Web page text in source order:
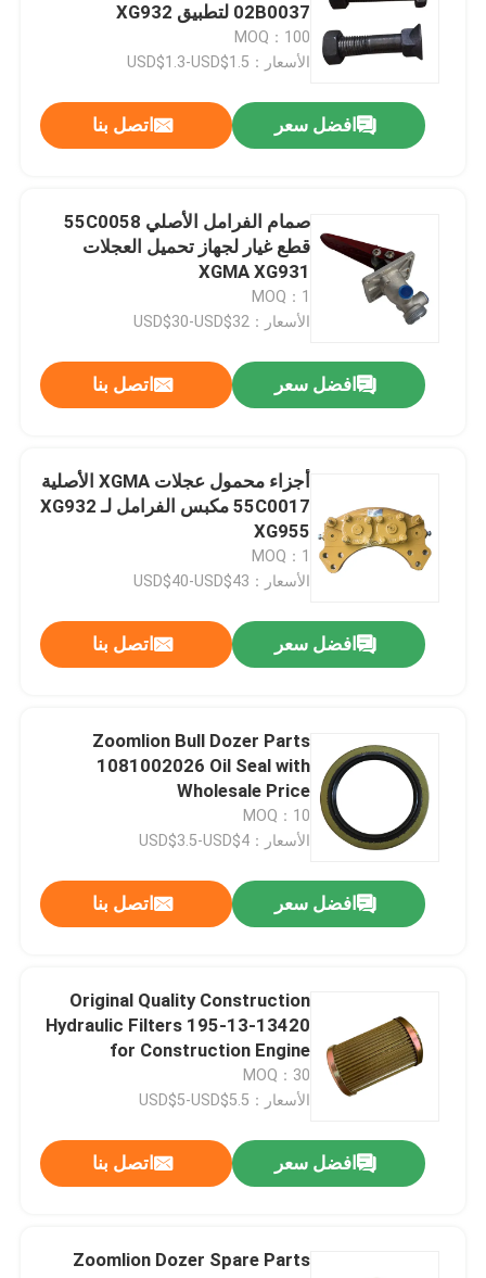
حول بنا
جولة في المعمل
اتصل بنا
أخبار
طلب اقتباس
قطع غيار الكمون
قطع الغيار Sdlg
قطع غيار كوماتسو
قطع غيار هيتاشي
قطع غيار XCMG
قطع غيار سينوتروك
02B0037 لتطبيق XG932
MOQ：100
الأسعار：USD$1.3-USD$1.5
افضل سعر اتصل بنا
صمام الفرامل الأصلي 55C0058
قطع غيار لجهاز تحميل العجلات
XGMA XG931
MOQ：1
الأسعار：USD$30-USD$32
افضل سعر اتصل بنا
أجزاء محمول عجلات XGMA الأصلية
55C0017 مكبس الفرامل لـ XG932
XG955
MOQ：1
الأسعار：USD$40-USD$43
افضل سعر اتصل بنا
Zoomlion Bull Dozer Parts
1081002026 Oil Seal with
Wholesale Price
MOQ：10
الأسعار：USD$3.5-USD$4
افضل سعر اتصل بنا
Original Quality Construction
Hydraulic Filters 195-13-13420
for Construction Engine
Maintaining
MOQ：30
الأسعار：USD$5-USD$5.5
افضل سعر اتصل بنا
Zoomlion Dozer Spare Parts